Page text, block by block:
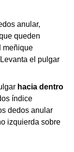
anular,
queden
meñique
el pulgar
hacia dentro
índice
dedos anular
izquierda sobre